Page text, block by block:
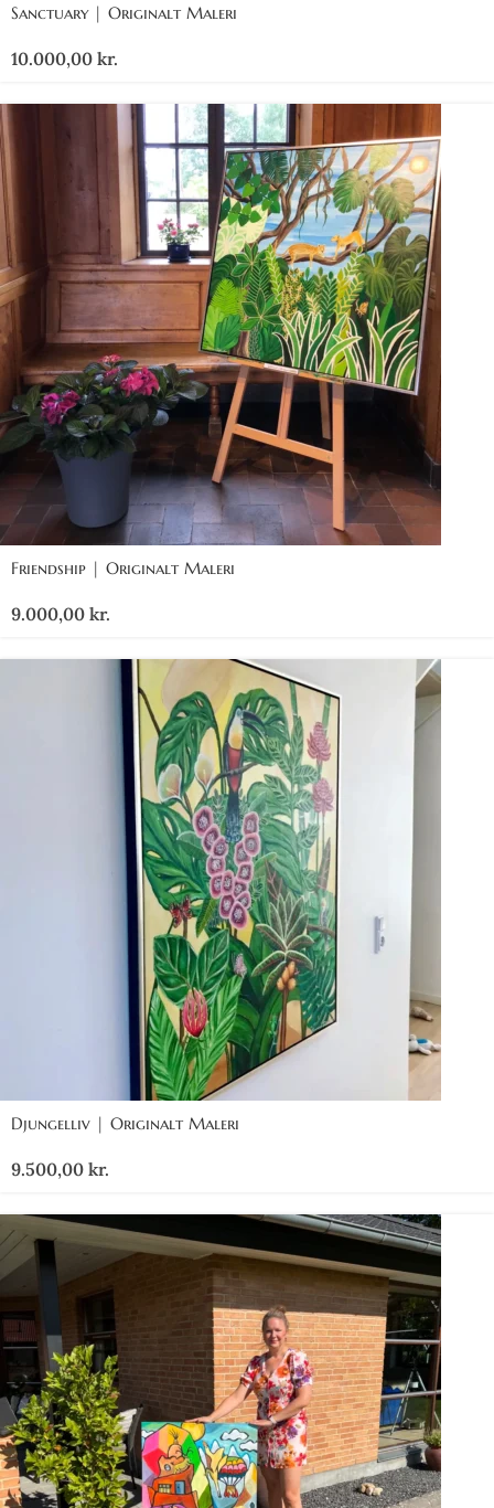
Sanctuary | Originalt Maleri
10.000,00 kr.
Friendship | Originalt Maleri
9.000,00 kr.
Djungelliv | Originalt Maleri
9.500,00 kr.